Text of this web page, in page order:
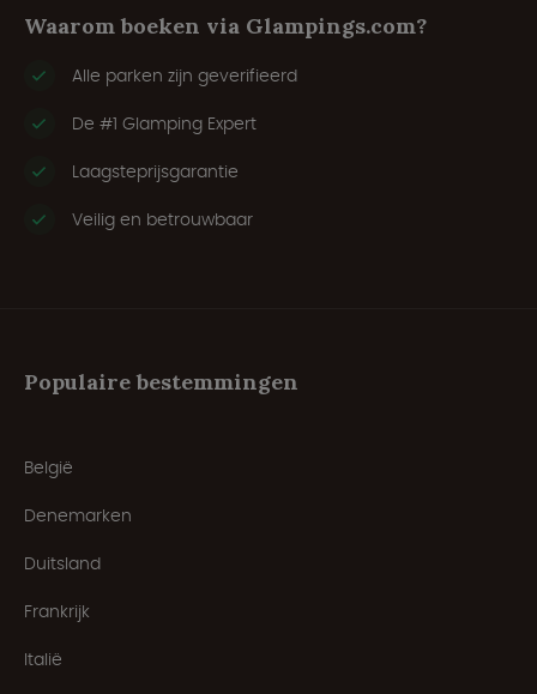
Waarom boeken via Glampings.com?
Alle parken zijn geverifieerd
De #1 Glamping Expert
Laagsteprijsgarantie
Veilig en betrouwbaar
Populaire bestemmingen
België
Denemarken
Duitsland
Frankrijk
Italië